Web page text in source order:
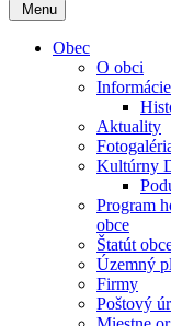
Menu
Obec
O obci
Aktuality
Kultúrny
Program
obce
Štatút
Územný
Firmy
Poštový